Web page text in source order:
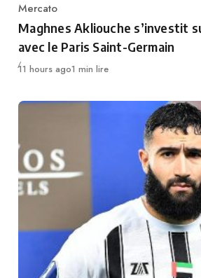
Category
Mercato
Maghnes Akliouche s’investit
avec le Paris Saint-Germain
Publié
11 hours ago1 min lire